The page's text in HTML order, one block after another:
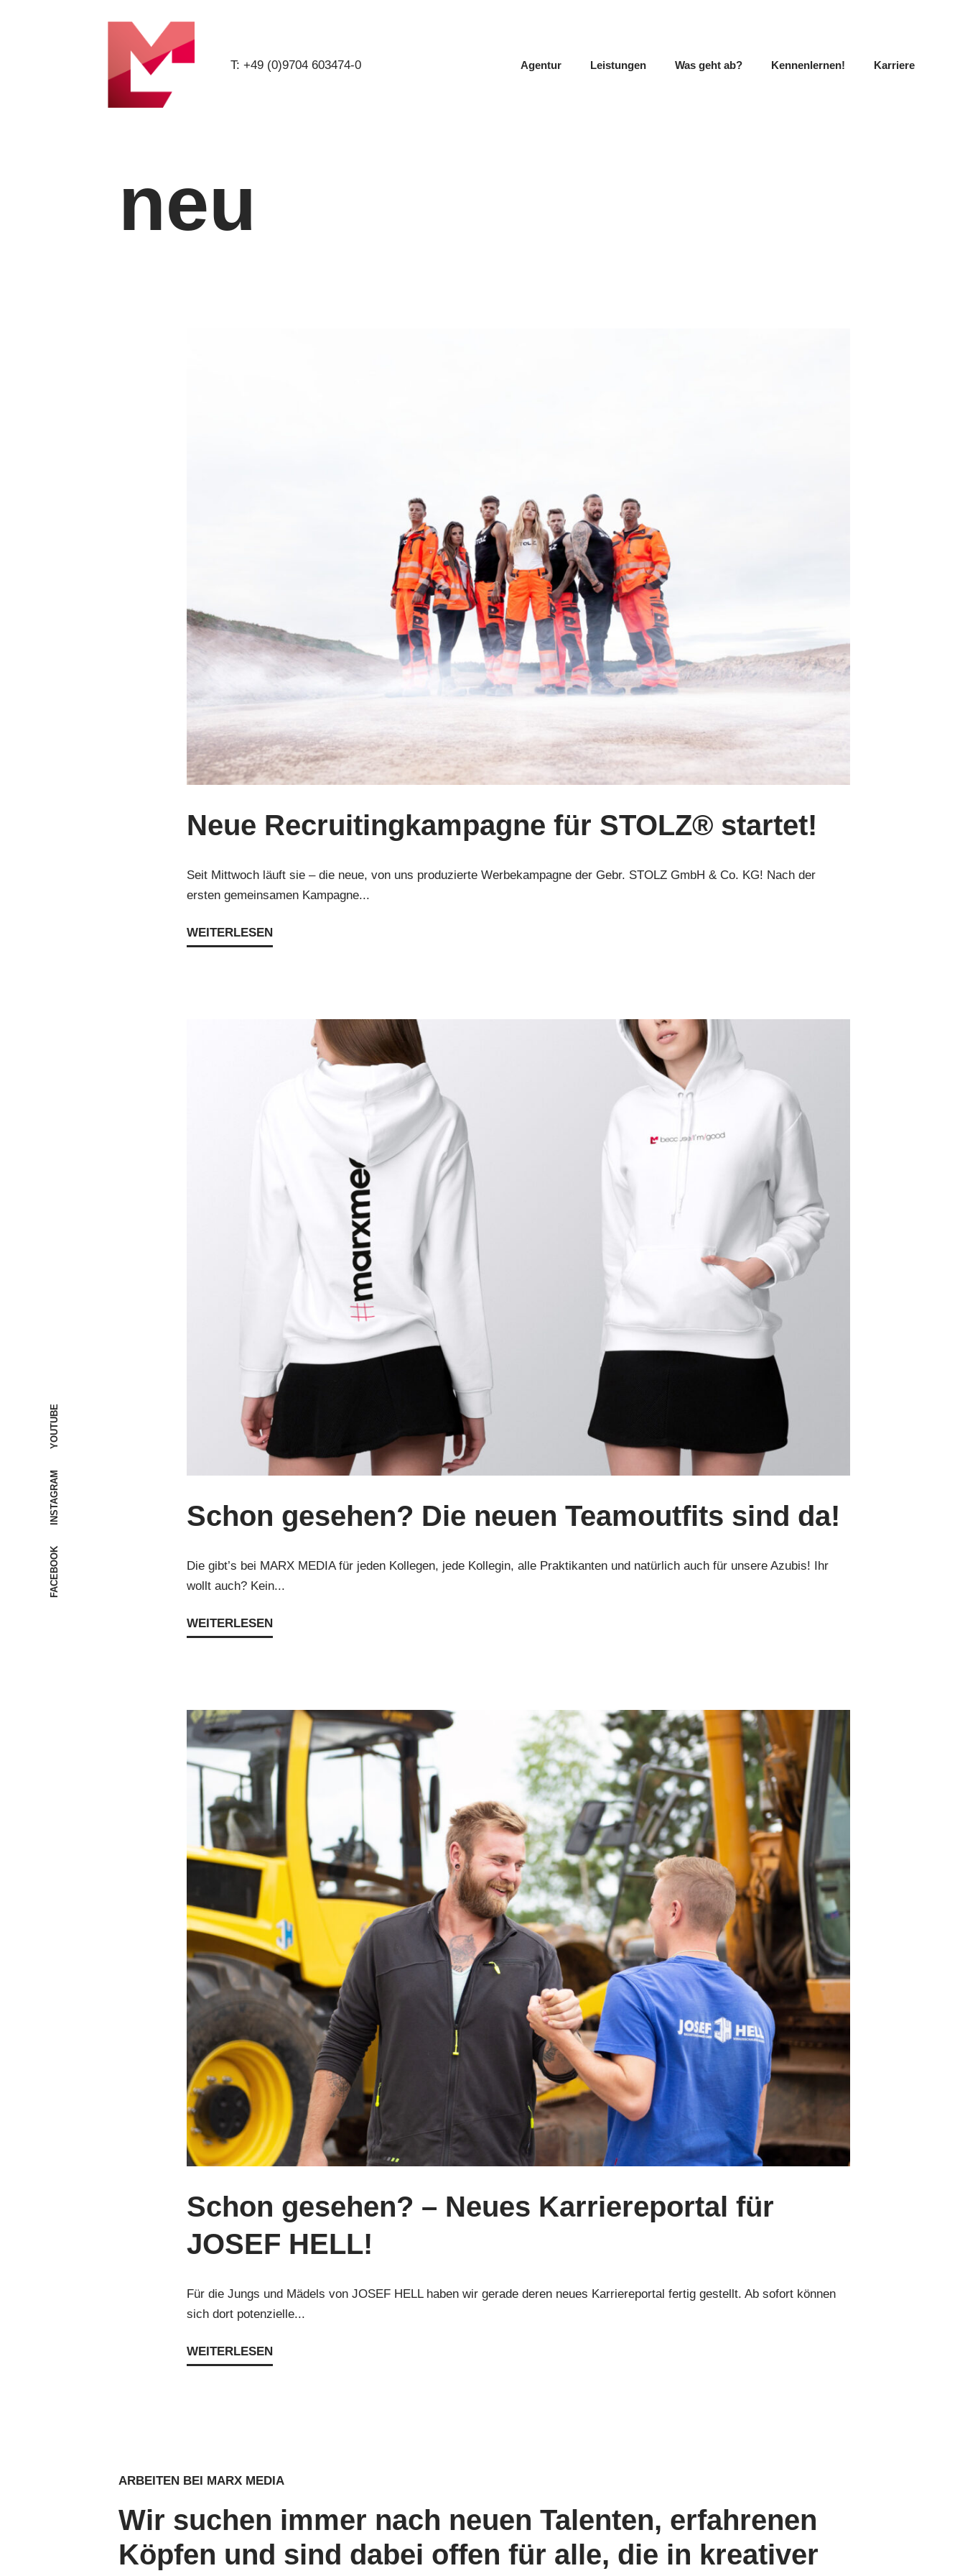
FACEBOOK
INSTAGRAM
YOUTUBE
T: +49 (0)9704 603474-0 Agentur Leistungen Was geht ab? Kennenlernen! Karriere
neu
Neue Recruitingkampagne für STOLZ® startet!
Seit Mittwoch läuft sie – die neue, von uns produzierte Werbekampagne der Gebr. STOLZ GmbH & Co. KG! Nach der
ersten gemeinsamen Kampagne...
WEITERLESEN
Schon gesehen? Die neuen Teamoutfits sind da!
Die gibt’s bei MARX MEDIA für jeden Kollegen, jede Kollegin, alle Praktikanten und natürlich auch für unsere Azubis! Ihr
wollt auch? Kein...
WEITERLESEN
Schon gesehen? – Neues Karriereportal für
JOSEF HELL!
Für die Jungs und Mädels von JOSEF HELL haben wir gerade deren neues Karriereportal fertig gestellt. Ab sofort können
sich dort potenzielle...
WEITERLESEN
ARBEITEN BEI MARX MEDIA
Wir suchen immer nach neuen Talenten, erfahrenen
Köpfen und sind dabei offen für alle, die in kreativer